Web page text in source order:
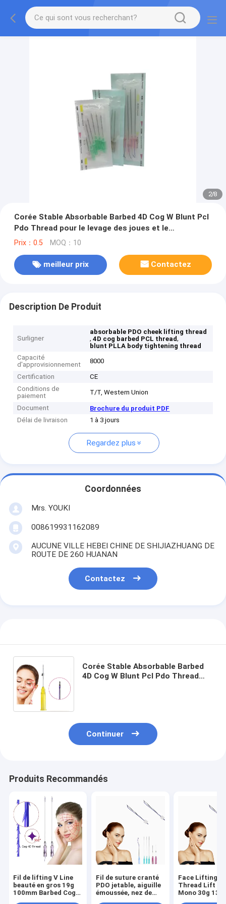
2/8
Corée Stable Absorbable Barbed 4D Cog W Blunt Pcl
Pdo Thread pour le levage des joues et le
resserrement du corps
Prix：0.5 MOQ：10
meilleur prix Contactez
Description De Produit
Surligner
absorbable PDO cheek lifting thread
,4D cog barbed PCL thread,
blunt PLLA body tightening thread
Capacité
d'approvisionnement
8000
Certification
CE
Conditions de
paiement
T/T, Western Union
Document
Brochure du produit PDF
Délai de livraison
1 à 3 jours
Regardez plus
Coordonnées
Mrs. YOUKI
008619931162089
AUCUNE VILLE HEBEI CHINE DE SHIJIAZHUANG DE
ROUTE DE 260 HUANAN
Contactez
Corée Stable Absorbable Barbed
4D Cog W Blunt Pcl Pdo Thread
Continuer
Produits Recommandés
Fil de lifting V Line
beauté en gros 19g
100mm Barbed Cog
Fil de suture cranté
PDO jetable, aiguille
émoussée, nez de
Face Lifting
Thread Lift
Mono 30g